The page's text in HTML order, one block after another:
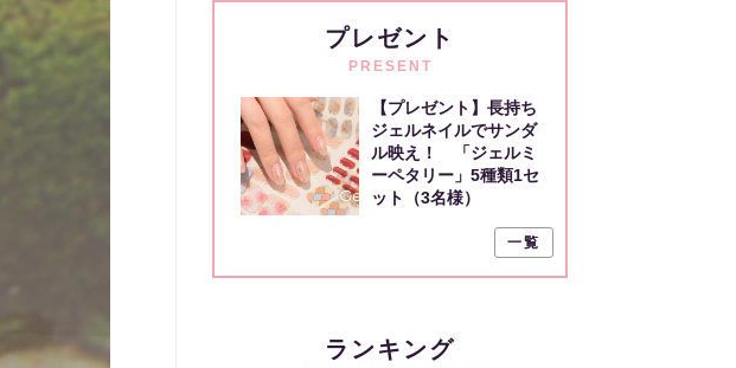
プレゼント
PRESENT
【プレゼント】長持ち
ジェルネイルでサンダ
ル映え！ 「ジェルミ
ーペタリー」5種類1セ
ット（3名様）
一覧
ランキング